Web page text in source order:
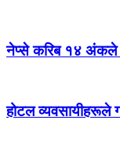
नेप्से करिब १४ अंकले
होटल व्यवसायीहरूले